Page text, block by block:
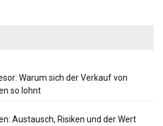
Warum sich der Verkauf von
so lohnt
Austausch, Risiken und der Wert